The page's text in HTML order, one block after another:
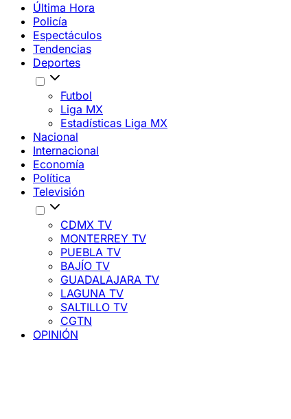
Última Hora
Policía
Espectáculos
Tendencias
Deportes
Futbol
Liga MX
Estadísticas Liga MX
Nacional
Internacional
Economía
Política
Televisión
CDMX TV
MONTERREY TV
PUEBLA TV
BAJÍO TV
GUADALAJARA TV
LAGUNA TV
SALTILLO TV
CGTN
OPINIÓN